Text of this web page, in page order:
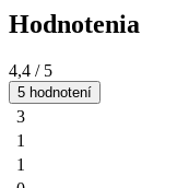
Hodnotenia
4,4 / 5
5 hodnotení
3
1
1